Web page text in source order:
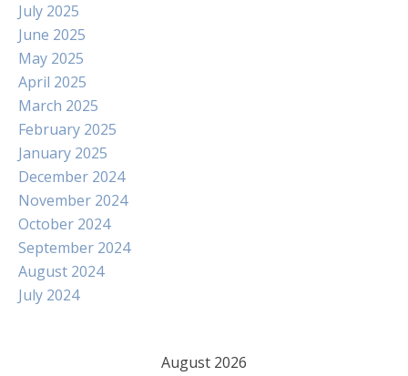
July 2025
June 2025
May 2025
April 2025
March 2025
February 2025
January 2025
December 2024
November 2024
October 2024
September 2024
August 2024
July 2024
August 2026